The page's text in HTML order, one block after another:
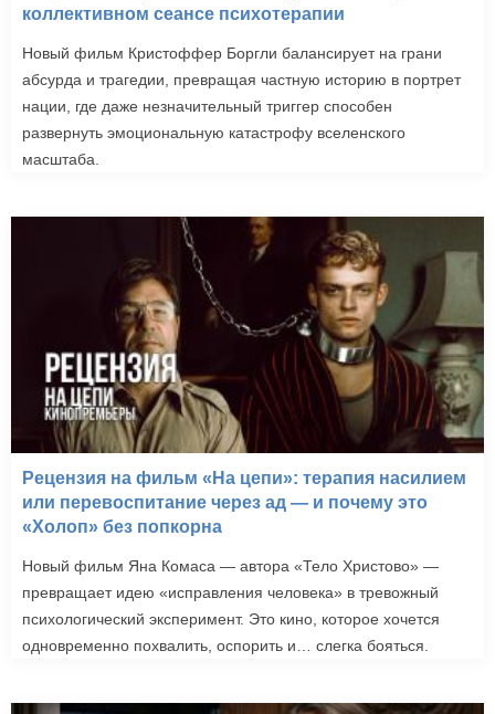
коллективном сеансе психотерапии
Новый фильм Кристоффер Боргли балансирует на грани
абсурда и трагедии, превращая частную историю в портрет
нации, где даже незначительный триггер способен
развернуть эмоциональную катастрофу вселенского
масштаба.
Рецензия на фильм «На цепи»: терапия насилием
или перевоспитание через ад — и почему это
«Холоп» без попкорна
Новый фильм Яна Комаса — автора «Тело Христово» —
превращает идею «исправления человека» в тревожный
психологический эксперимент. Это кино, которое хочется
одновременно похвалить, оспорить и… слегка бояться.